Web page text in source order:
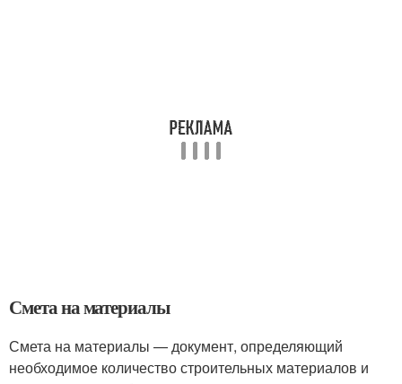
Смета на материалы
Смета на материалы — документ, определяющий
необходимое количество строительных материалов и